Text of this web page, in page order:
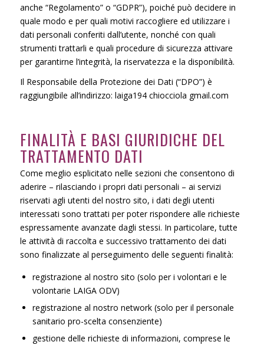
anche “Regolamento” o “GDPR”), poiché può decidere in
quale modo e per quali motivi raccogliere ed utilizzare i
dati personali conferiti dall’utente, nonché con quali
strumenti trattarli e quali procedure di sicurezza attivare
per garantirne l’integrità, la riservatezza e la disponibilità.
Il Responsabile della Protezione dei Dati (“DPO”) è
raggiungibile all’indirizzo: laiga194 chiocciola gmail.com
FINALITÀ E BASI GIURIDICHE DEL
TRATTAMENTO DATI
Come meglio esplicitato nelle sezioni che consentono di
aderire – rilasciando i propri dati personali – ai servizi
riservati agli utenti del nostro sito, i dati degli utenti
interessati sono trattati per poter rispondere alle richieste
espressamente avanzate dagli stessi. In particolare, tutte
le attività di raccolta e successivo trattamento dei dati
sono finalizzate al perseguimento delle seguenti finalità:
registrazione al nostro sito (solo per i volontari e le
volontarie LAIGA ODV)
registrazione al nostro network (solo per il personale
sanitario pro-scelta consenziente)
gestione delle richieste di informazioni, comprese le